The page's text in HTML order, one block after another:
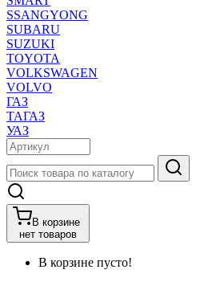
SSANGYONG
SUBARU
SUZUKI
TOYOTA
VOLKSWAGEN
VOLVO
ГАЗ
ТАГАЗ
УАЗ
В корзине
нет товаров
В корзине пусто!